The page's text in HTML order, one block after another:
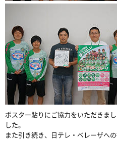
ポスター貼りにご協力をいただきま
した。
また引き続き、日テレ・ベレーザへ